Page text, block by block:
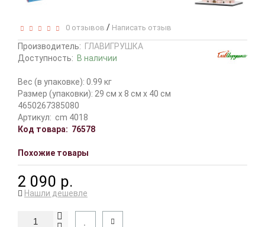
0 отзывов / Написать отзыв
Производитель: ГЛАВИГРУШКА
Доступность: В наличии
Вес (в упаковке): 0.99 кг
Размер (упаковки): 29 см x 8 см x 40 см
4650267385080
Артикул: сm 4018
Код товара: 76578
Похожие товары
2 090 р.
Нашли дешевле